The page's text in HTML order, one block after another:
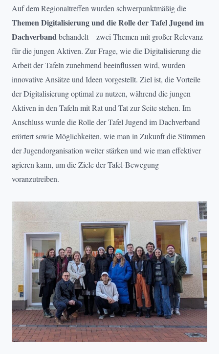
Auf dem Regionaltreffen wurden schwerpunktmäßig die
Themen Digitalisierung und die Rolle der Tafel Jugend im
Dachverbandbehandelt – zwei Themen mit großer Relevanz
für die jungen Aktiven. Zur Frage, wie die Digitalisierung die
Arbeit der Tafeln zunehmend beeinflussen wird, wurden
innovative Ansätze und Ideen vorgestellt. Ziel ist, die Vorteile
der Digitalisierung optimal zu nutzen, während die jungen
Aktiven in den Tafeln mit Rat und Tat zur Seite stehen. Im
Anschluss wurde die Rolle der Tafel Jugend im Dachverband
erörtert sowie Möglichkeiten, wie man in Zukunft die Stimmen
der Jugendorganisation weiter stärken und wie man effektiver
agieren kann, um die Ziele der Tafel-Bewegung
voranzutreiben.